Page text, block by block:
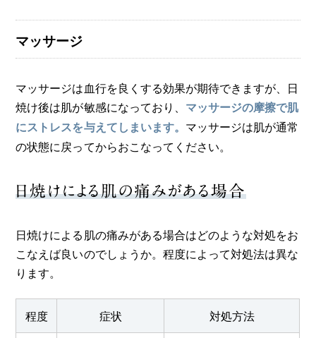
マッサージ
マッサージは血行を良くする効果が期待できますが、日
焼け後は肌が敏感になっており、 マッサージの摩擦で肌
にストレスを与えてしまいます。 マッサージは肌が通常
の状態に戻ってからおこなってください。
日焼けによる肌の痛みがある場合
日焼けによる肌の痛みがある場合はどのような対処をお
こなえば良いのでしょうか。程度によって対処法は異な
ります。
程度 症状 対処方法